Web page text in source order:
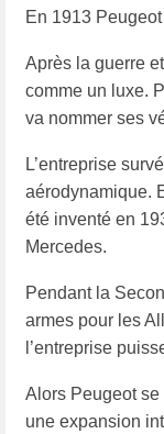
En 1913
Après la guerre
comme un luxe.
va nommer ses
L’entreprise
aérodynamique.
été inventé en
Mercedes.
Pendant la
armes pour les
l’entreprise
Alors Peugeot
une expansion